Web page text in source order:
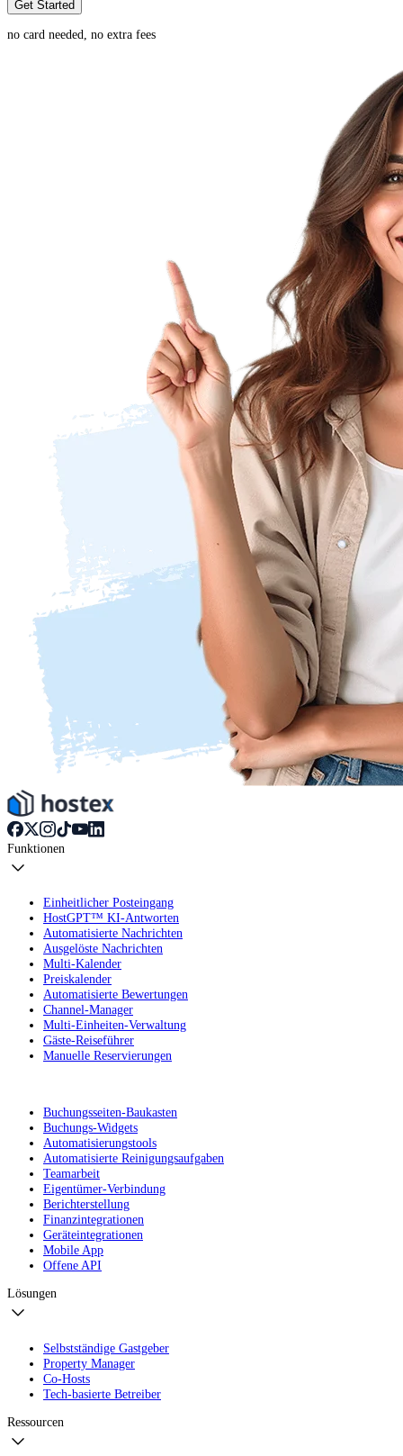
Get Started
no card needed, no extra fees
Funktionen
Einheitlicher Posteingang
HostGPT™ KI-Antworten
Automatisierte Nachrichten
Ausgelöste Nachrichten
Multi-Kalender
Preiskalender
Automatisierte Bewertungen
Channel-Manager
Multi-Einheiten-Verwaltung
Gäste-Reiseführer
Manuelle Reservierungen
Buchungsseiten-Baukasten
Buchungs-Widgets
Automatisierungstools
Automatisierte Reinigungsaufgaben
Teamarbeit
Eigentümer-Verbindung
Berichterstellung
Finanzintegrationen
Geräteintegrationen
Mobile App
Offene API
Lösungen
Selbstständige Gastgeber
Property Manager
Co-Hosts
Tech-basierte Betreiber
Ressourcen